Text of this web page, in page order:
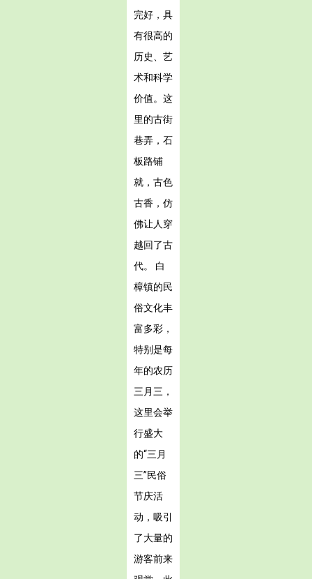
完好，具
有很高的
历史、艺
术和科学
价值。这
里的古街
巷弄，石
板路铺
就，古色
古香，仿
佛让人穿
越回了古
代。 白
樟镇的民
俗文化丰
富多彩，
特别是每
年的农历
三月三，
这里会举
行盛大
的“三月
三”民俗
节庆活
动，吸引
了大量的
游客前来